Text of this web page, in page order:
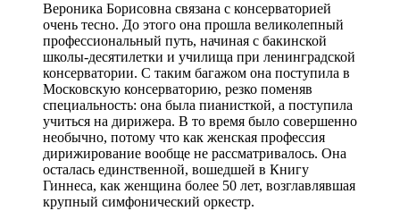
Вероника Борисовна связана с консерваторией
очень тесно. До этого она прошла великолепный
профессиональный путь, начиная с бакинской
школы-десятилетки и училища при ленинградской
консерватории. С таким багажом она поступила в
Московскую консерваторию, резко поменяв
специальность: она была пианисткой, а поступила
учиться на дирижера. В то время было совершенно
необычно, потому что как женская профессия
дирижирование вообще не рассматривалось. Она
осталась единственной, вошедшей в Книгу
Гиннеса, как женщина более 50 лет, возглавлявшая
крупный симфонический оркестр.